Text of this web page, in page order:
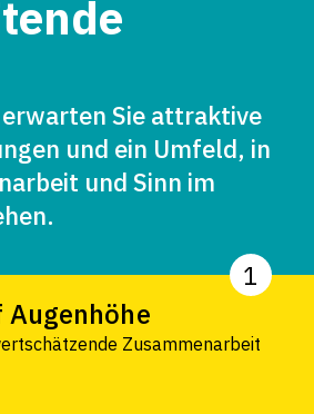
Sie attraktive
und ein Umfeld, in
und Sinn im
1
Augenhöhe
Zusammenarbeit